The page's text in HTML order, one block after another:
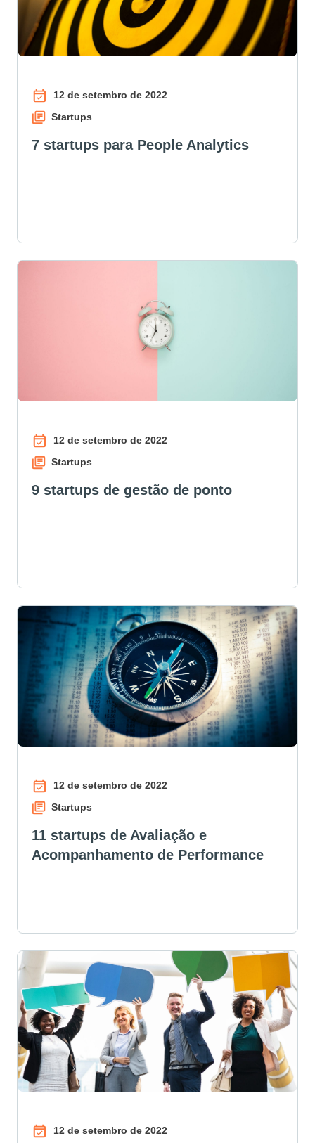
12 de setembro de 2022
Startups
7 startups para People Analytics
12 de setembro de 2022
Startups
9 startups de gestão de ponto
12 de setembro de 2022
Startups
11 startups de Avaliação e
Acompanhamento de Performance
12 de setembro de 2022